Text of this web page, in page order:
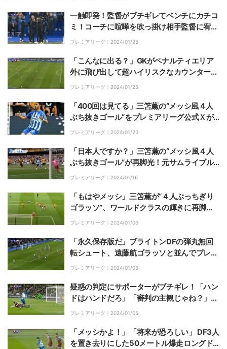
一触即発！監督がブチギレてベンチにカチコ
ミ！コーチに喧嘩を吹っ掛け相手監督に宥め
られる珍事が勃発「落ち着こうや」
プレミアリーグ｜ 2024/01/25
「こんなに出る？」GKがペナルティエリア
外に飛び出して超ハイリスクなカウンター阻
止を敢行！ゴールがら空きの大ピンチに「メ
プレミアリーグ｜ 2024/01/25
「400回は見てる」三笘薫の“メッシ風４人
ぶち抜きゴール”をプレミアリーグ公式Ｘが
再フォーカス！「リーグ最高のドリブラー」
プレミアリーグ｜ 2024/01/23
「日本人ですか？」三笘薫の“メッシ風４人
ぶち抜きゴール”が再脚光！元サムライブル
ー戦士が「コース取りが素晴らしい」「引っ
プレミアリーグ｜ 2024/01/16
「もはやメッシ」三笘薫が“４人ぶっちぎり
ゴラッソ”、ワールドクラスの輝きに再脚
光！日本人初快挙の歴史的瞬間に「独壇場」
Tゴール】
プレミアリーグ｜ 2024/01/06
「永久保存版だ」ブライトンDFの弾丸無回
転シュート、遠藤航ゴラッソと並んでプレミ
アリーグ月間最優秀ゴールにノミネート！揺
「最高かよ」
プレミアリーグ｜ 2024/01/05
疑惑の判定にサポーターがブチギレ！「ハン
ドはハンドだろ」「審判の主観じゃね？」
「ルールが曖昧」 すべりこんだ体を支えた手
プレミアリーグ｜ 2024/01/05
「メッシかよ！」「将来が恐ろしい」 DF3人
を置き去りにした50メートル爆走ロングド